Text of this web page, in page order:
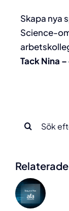
Skapa nya
Science-
TackNina –
Sök
efter: